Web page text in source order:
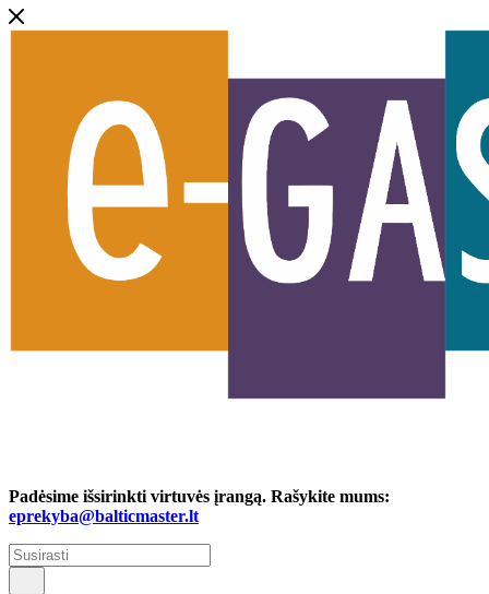
Padėsime išsirinkti virtuvės įrangą. Rašykite mums:
eprekyba@balticmaster.lt